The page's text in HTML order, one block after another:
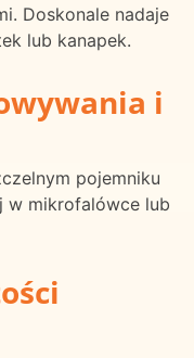
Doskonale nadaje
lub kanapek.
i
pojemniku
w mikrofalówce lub